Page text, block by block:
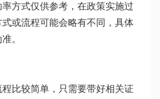
率方式仅供参考，在政策实施过
或流程可能会略有不同，具体
。
比较简单，只需要带好相关证